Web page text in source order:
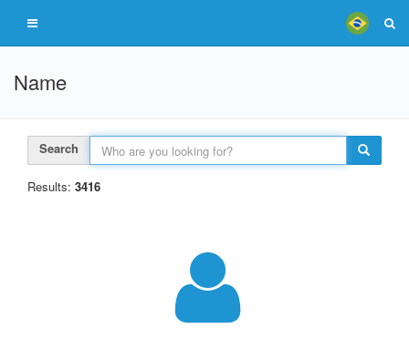
Name
Search
Results: 3416